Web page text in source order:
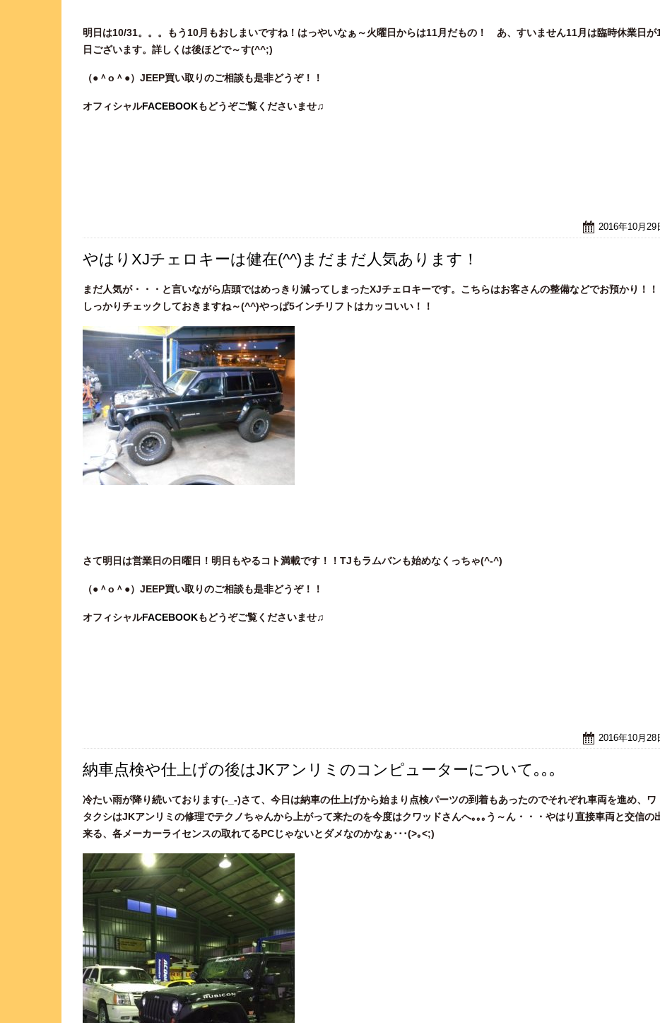
明日は10/31。。。もう10月もおしまいですね！はっやいなぁ～火曜日からは11月だもの！ あ、すいません11月は臨時休業日が
日ございます。詳しくは後ほどで～す(^^;)
（●＾o ＾●）JEEP買い取りのご相談も是非どうぞ！！
オフィシャルFACEBOOKもどうぞご覧くださいませ♫
2016年10月29
やはりXJチェロキーは健在(^^)まだまだ人気あります！
まだ人気が・・・と言いながら店頭ではめっきり減ってしまったXJチェロキーです。こちらはお客さんの整備などでお預かり！！
しっかりチェックしておきますね～(^^)やっぱ5インチリフトはカッコいい！！
さて明日は営業日の日曜日！明日もやるコト満載です！！TJもラムバンも始めなくっちゃ(^-^)
（●＾o ＾●）JEEP買い取りのご相談も是非どうぞ！！
オフィシャルFACEBOOKもどうぞご覧くださいませ♫
2016年10月28
納車点検や仕上げの後はJKアンリミのコンピューターについて｡｡｡
冷たい雨が降り続いております(-_-)さて、今日は納車の仕上げから始まり点検パーツの到着もあったのでそれぞれ車両を進め、ワ
タクシはJKアンリミの修理でテクノちゃんから上がって来たのを今度はクワッドさんへ｡｡｡う～ん・・・やはり直接車両と交信の
来る、各メーカーライセンスの取れてるPCじゃないとダメなのかなぁ･･･(>｡<;)